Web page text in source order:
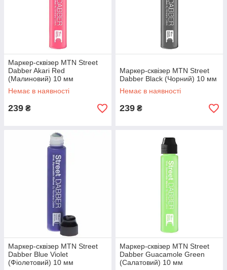
Маркер-сквізер MTN Street
Dabber Akari Red
(Малиновий) 10 мм
Немає в наявності
239 ₴
Маркер-сквізер MTN Street
Dabber Black (Чорний) 10 мм
Немає в наявності
239 ₴
Маркер-сквізер MTN Street
Dabber Blue Violet
(Фіолетовий) 10 мм
Маркер-сквізер MTN Street
Dabber Guacamole Green
(Салатовий) 10 мм